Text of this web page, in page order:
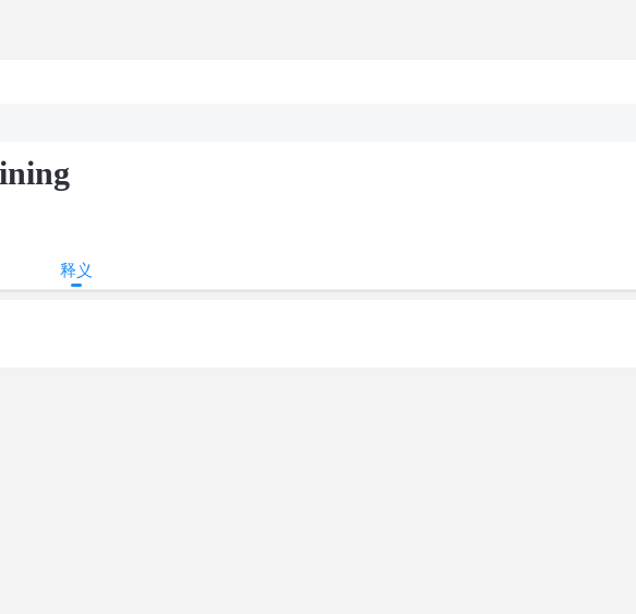
释义